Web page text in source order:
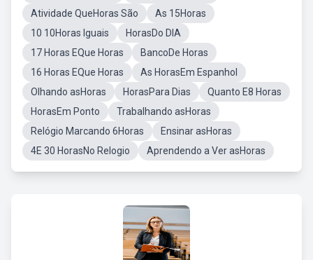
Atividade QueHoras São
As 15Horas
10 10Horas Iguais
HorasDo DIA
17 Horas EQue Horas
BancoDe Horas
16 Horas EQue Horas
As HorasEm Espanhol
Olhando asHoras
HorasPara Dias
Quanto E8 Horas
HorasEm Ponto
Trabalhando asHoras
Relógio Marcando 6Horas
Ensinar asHoras
4E 30 HorasNo Relogio
Aprendendo a Ver asHoras